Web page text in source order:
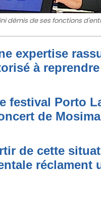
démis de ses fonctions
expertise
à
festival Porto
de
de cette
réclament